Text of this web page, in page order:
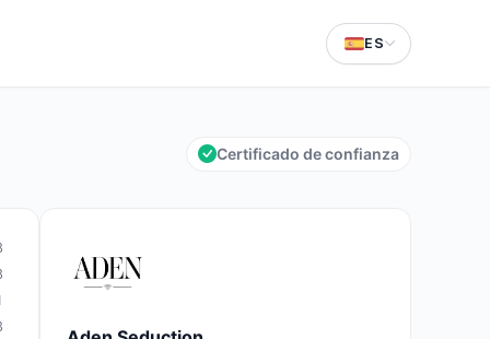
ES
Certificado de confianza